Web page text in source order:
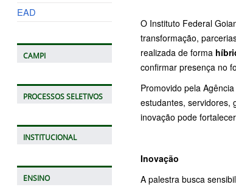
EAD
CAMPI
PROCESSOS SELETIVOS
INSTITUCIONAL
ENSINO
O Instituto Federal
transformação,
realizada de forma
confirmar presença no
Promovido pela
estudantes, servidores,
inovação pode
Inovação
A palestra busca